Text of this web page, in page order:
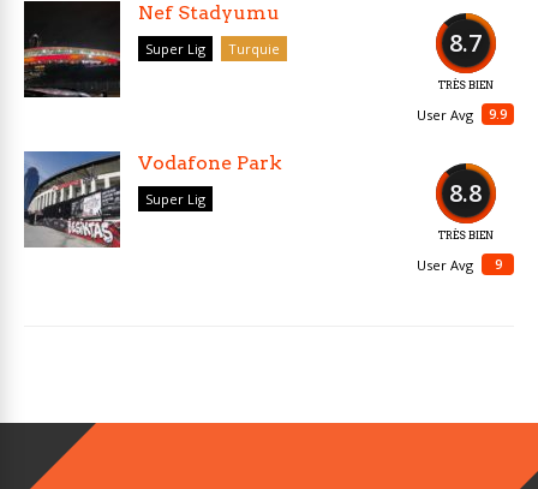
8.7
TRÈS BIEN
9.9
User Avg
Nef Stadyumu
Super Lig Turquie
8.8
TRÈS BIEN
9
User Avg
Vodafone Park
Super Lig